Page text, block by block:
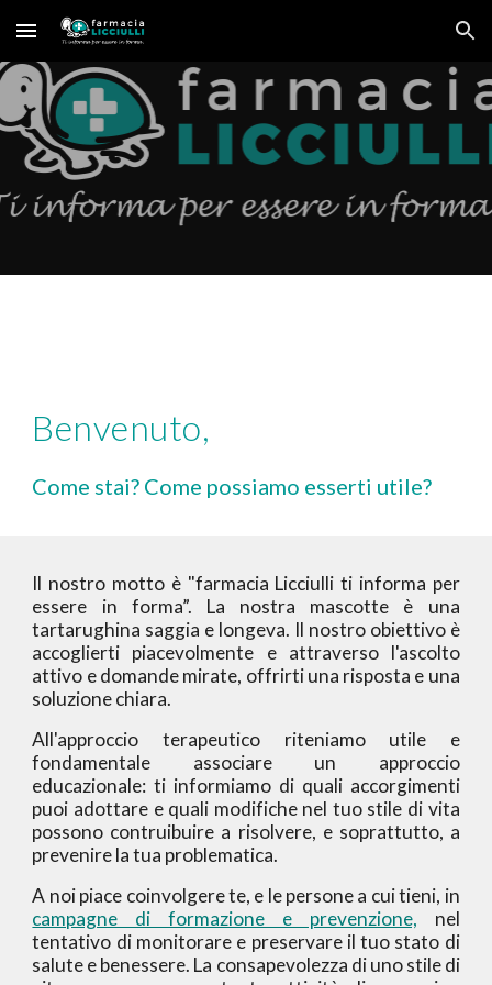
Skip to main content Skip to navigation
Benvenuto,
Come stai? Come possiamo esserti utile?
Il nostro motto è "farmacia Licciulli ti informa per
essere in forma”. La nostra mascotte è una
tartarughina saggia e longeva. Il nostro obiettivo è
accoglierti piacevolmente e attraverso l'ascolto
attivo e domande mirate, offrirti una risposta e una
soluzione chiara.
All'approccio terapeutico riteniamo utile e
fondamentale associare un approccio
educazionale: ti informiamo di quali accorgimenti
puoi adottare e quali modifiche nel tuo stile di vita
possono contruibuire a risolvere, e soprattutto, a
prevenire la tua problematica.
A noi piace coinvolgere te, e le persone a cui tieni, in
campagne di formazione e prevenzione, nel
tentativo di monitorare e preservare il tuo stato di
salute e benessere. La consapevolezza di uno stile di